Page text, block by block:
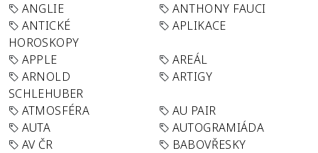
ANGLIE
ANTHONY FAUCI
ANTICKÉ
HOROSKOPY
APLIKACE
APPLE
AREÁL
ARNOLD
SCHLEHUBER
ARTIGY
ATMOSFÉRA
AU PAIR
AUTA
AUTOGRAMIÁDA
AV ČR
BABOVŘESKY